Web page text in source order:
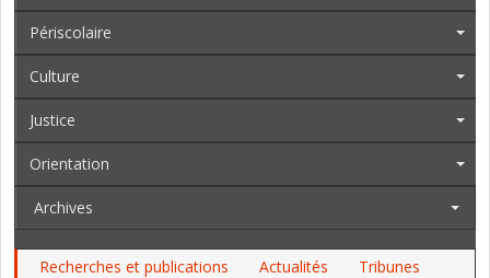
Périscolaire
Culture
Justice
Orientation
Archives
Recherches et publications Actualités
Tribunes